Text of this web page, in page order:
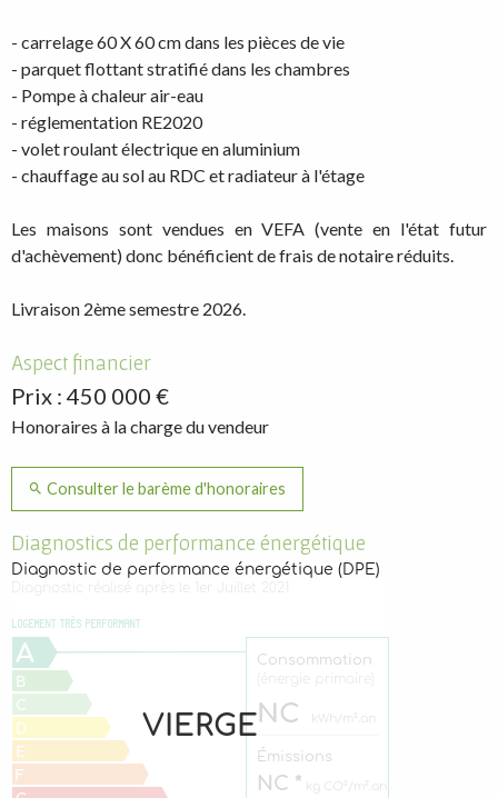
- carrelage 60 X 60 cm dans les pièces de vie
- parquet flottant stratifié dans les chambres
- Pompe à chaleur air-eau
- réglementation RE2020
- volet roulant électrique en aluminium
- chauffage au sol au RDC et radiateur à l'étage
Les maisons sont vendues en VEFA (vente en l'état futur
d'achèvement) donc bénéficient de frais de notaire réduits.
Livraison 2ème semestre 2026.
Aspect financier
Prix : 450 000 €
Honoraires à la charge du vendeur
Consulter le barème d'honoraires
Diagnostics de performance énergétique